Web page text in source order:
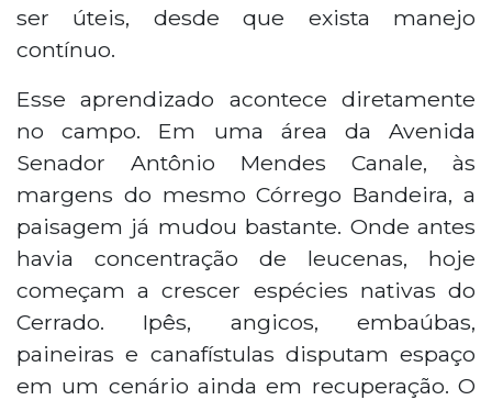
ser úteis, desde que exista manejo
contínuo.
Esse aprendizado acontece diretamente
no campo. Em uma área da Avenida
Senador Antônio Mendes Canale, às
margens do mesmo Córrego Bandeira, a
paisagem já mudou bastante. Onde antes
havia concentração de leucenas, hoje
começam a crescer espécies nativas do
Cerrado. Ipês, angicos, embaúbas,
paineiras e canafístulas disputam espaço
em um cenário ainda em recuperação. O